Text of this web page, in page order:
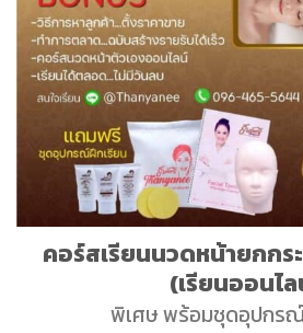
คอร์สเรียนนวดหน้ายกกร
(เรียนออนไ
พิเศษ พร้อมชุดอุปกรณ์